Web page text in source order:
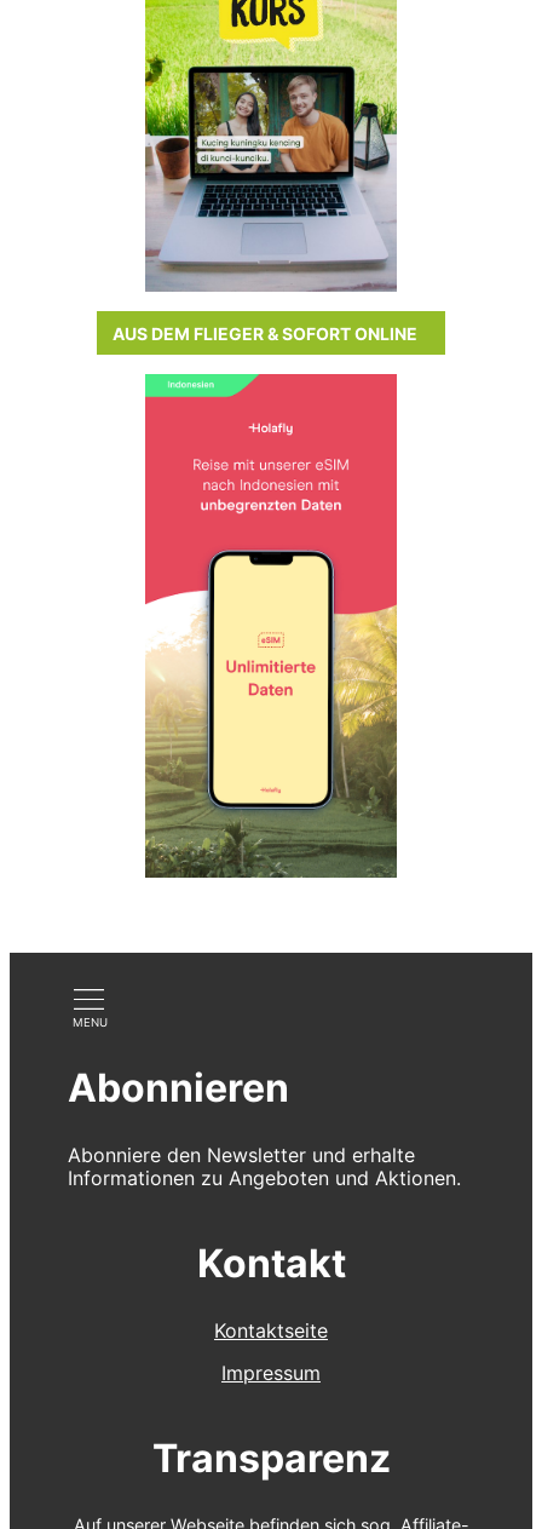
AUS DEM FLIEGER & SOFORT ONLINE
Abonnieren
Abonniere den Newsletter und erhalte
Informationen zu Angeboten und Aktionen.
Kontakt
Kontaktseite
Impressum
Transparenz
Auf unserer Webseite befinden sich sog. Affiliate-